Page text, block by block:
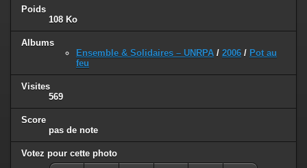
Poids
108 Ko
Albums
Ensemble & Solidaires – UNRPA / 2006 / Pot au
feu
Visites
569
Score
pas de note
Votez pour cette photo